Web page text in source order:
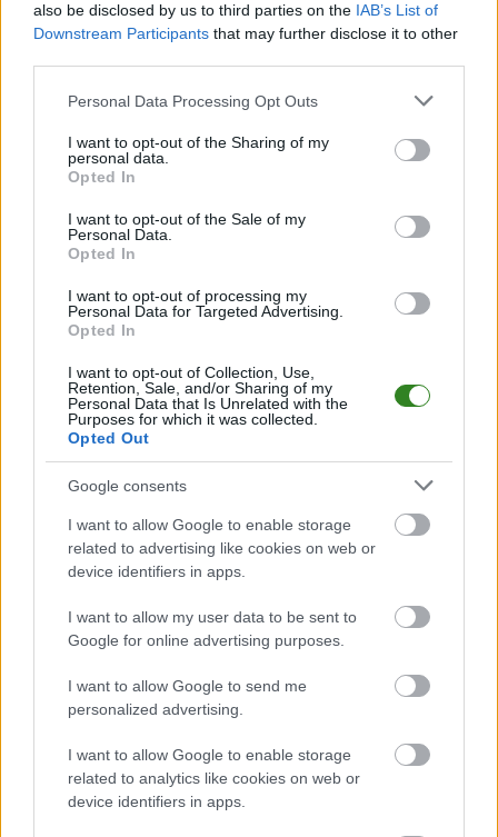
also be disclosed by us to third parties on the IAB’s List of
Downstream Participants that may further disclose it to other
Please note that this website/app uses one or more Google
not limited to your visit or usage behaviour. You may click to
grant or deny consent to Google and its third-party tags to
use your data for below specified purposes in below Google
consent section.
Personal Data Processing Opt Outs
I want to opt-out of the Sharing of my
personal data.
Opted In
I want to opt-out of the Sale of my
Personal Data.
Opted In
I want to opt-out of processing my
Personal Data for Targeted Advertising.
Opted In
I want to opt-out of Collection, Use,
Retention, Sale, and/or Sharing of my
Personal Data that Is Unrelated with the
Purposes for which it was collected.
Opted Out
Google consents
I want to allow Google to enable storage
related to advertising like cookies on web or
device identifiers in apps.
I want to allow my user data to be sent to
Google for online advertising purposes.
I want to allow Google to send me
personalized advertising.
I want to allow Google to enable storage
related to analytics like cookies on web or
device identifiers in apps.
W miarę dostępności danych, publikujemyskłady wyjściowe,
rezerwowych, zmiany oraz listę strzelców bramek. Informacje te
Jeśli jesteś kibicem klubu Partyzant Targowiska lub Zamczysko Mrukowa -
zaglądaj tutaj częściej. Nasz serwis regularnie dostarcza informacje o
terminach meczów, wynikach, transferach i newsach klubowych
PodkarpacieLive.pl to największa baza
bądź na bieżąco z wydarzeniami z boisk!
Analiza przed meczem: Partyzant Targowiska vs Zamczysko
Partyzant Targowiska - Zamczysko Mrukowa
odbędzie się w
ramach 3. kolejki - Klasa O Krosno. Spotkanie zostanie rozegrane w dniu
Partyzant Targowiskaprzystępuje do tego spotkania w roli
gospodarza. Jak drużyna radzi sobie w sezonie 2025/2026 rozgrywek
Krosno > Klasa Okręgowa przed własną publicznością? Na tej stronie
możecie zobaczyć tabelę uwzględniającą tylko mecze u siebie. W tabeli
biorącej pod uwagę tylko mecze wyjazdowe możecie natomiast
sprawdzić jak spisuje się klub
Krosno > Klasa Okręgowa - sytuacja w tabeli
Przed meczami 3. kolejki - Klasa O Krosno gospodarze (Partyzant
Targowiska) zajmują3. miejscew tabeli. Goście (Zamczysko Mrukowa)
Poniżej znajdziesz także ostatnie mecze obu drużyn oraz statystyki
bramkowe.
Partyzant Targowiska vs. Zamczysko Mrukowa - relacja, wynik na
żywo, transmisja
Wynik meczu Partyzant Targowiska - Zamczysko Mrukowa znajdziesz na
naszej stronie zaraz po jego zakończeniu. Jeżeli szukasz informacji
meczowych, zajrzyj tutaj:Partyzant Targowiska vs. Zamczysko
Mrukowa - wynik, składy, strzelcy
Jeżeli w internecie lub TV dostępna jest